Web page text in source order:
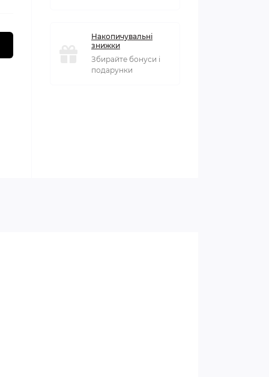
Накопичувальні
знижки
Збирайте бонуси і
подарунки